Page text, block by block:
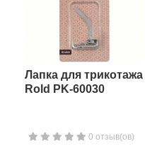
Лапка для трикотажа
Rold PK-60030
0 отзыв(ов)